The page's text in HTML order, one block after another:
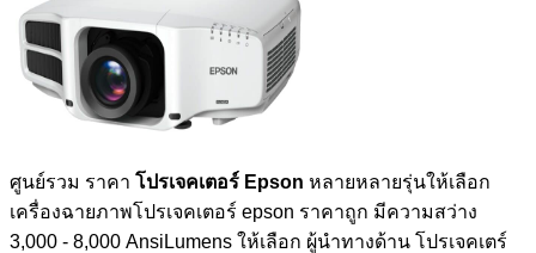
ไม่มีสินค้าในตะกร้า
กลับสู่หน้าร้านค้า
ศูนย์รวม ราคา โปรเจคเตอร์ Epson หลายหลายรุ่นให้เลือก
เครื่องฉายภาพโปรเจคเตอร์ epson ราคาถูก มีความสว่าง
3,000 - 8,000 AnsiLumens ให้เลือก ผู้นำทางด้าน โปรเจคเตร์